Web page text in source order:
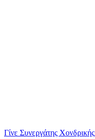
Γίνε Συνεργάτης Χονδρικής